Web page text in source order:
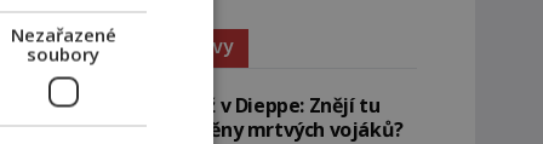
Paranormální jevy
Pláž v Dieppe: Znějí tu
ozvěny mrtvých vojáků?
Nezařazené
soubory